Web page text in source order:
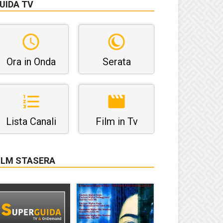
TV
Ora in Onda Serata
Lista Canali Film in Tv
STASERA